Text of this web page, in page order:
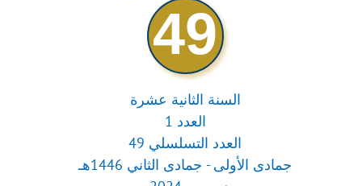
49
السنة الثانية عشرة
العدد 1
العدد التسلسلي 49
جمادى الأولى - جمادى الثاني 1446هـ